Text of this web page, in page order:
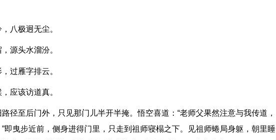
，八极迥无尘。
，源头水溜汾。
，过雁字排云。
，应该访道真。
径至后门外，只见那门儿半开半掩。悟空喜道：“老师父果然注意与我传道，
即曳步近前，侧身进得门里，只走到祖师寝榻之下。见祖师蜷局身躯，朝里睡